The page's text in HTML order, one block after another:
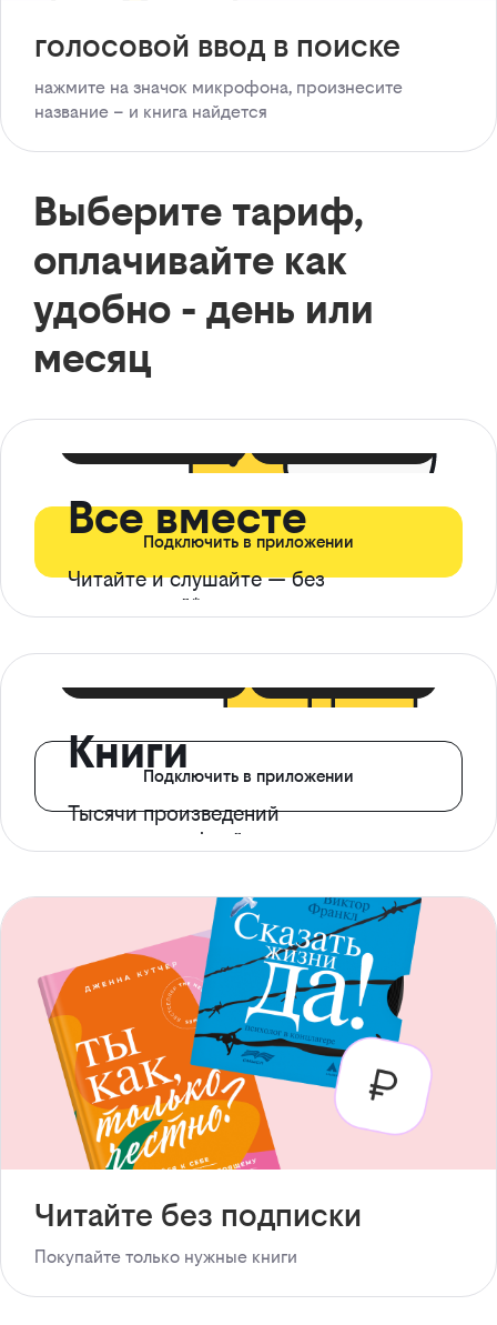
голосовой ввод в поиске
нажмите на значок микрофона, произнесите
название – и книга найдется
Выберите тариф,
оплачивайте как
удобно - день или
месяц
Все вместе
Читайте и слушайте — без
ограничений*
Подключить в приложении
Книги
Тысячи произведений
с доступом офлайн
Подключить в приложении
Читайте без подписки
Покупайте только нужные книги